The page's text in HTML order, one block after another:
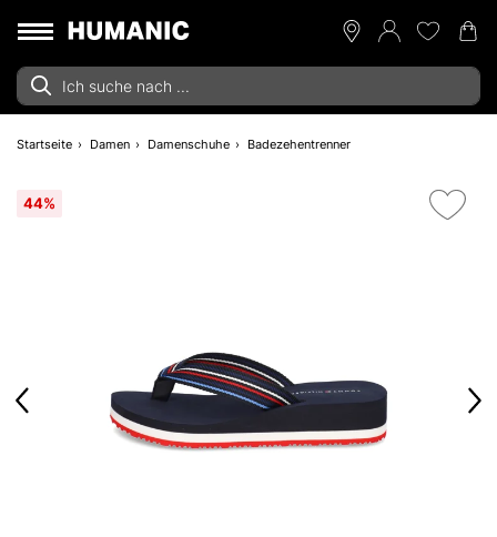
Startseite Damen Damenschuhe Badezehentrenner
44%